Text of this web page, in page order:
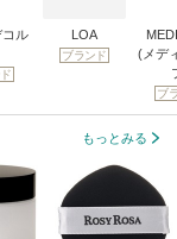
コル
LOA
ブランド
(メデ
ブ
もっとみる